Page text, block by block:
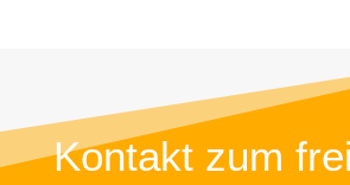
Kontakt zum